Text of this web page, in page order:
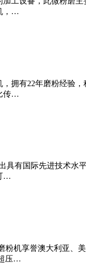
，…
拥有22年磨粉经验
传…
具有国际先进技术水
…
粉机享誉澳大利亚、
压…